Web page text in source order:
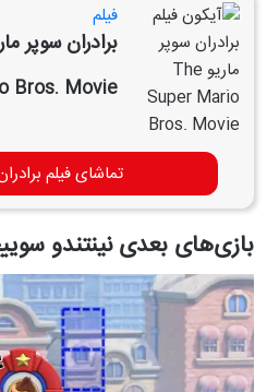
فیلم
برادران سوپر
Bros. Movie
تماشای فیلم
بازی‌های بعدی نینتندو